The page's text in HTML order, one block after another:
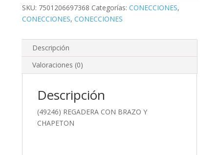
SKU: 7501206697368 Categorías: CONECCIONES,
CONECCIONES, CONECCIONES
Descripción
Valoraciones (0)
Descripción
(49246) REGADERA CON BRAZO Y
CHAPETON